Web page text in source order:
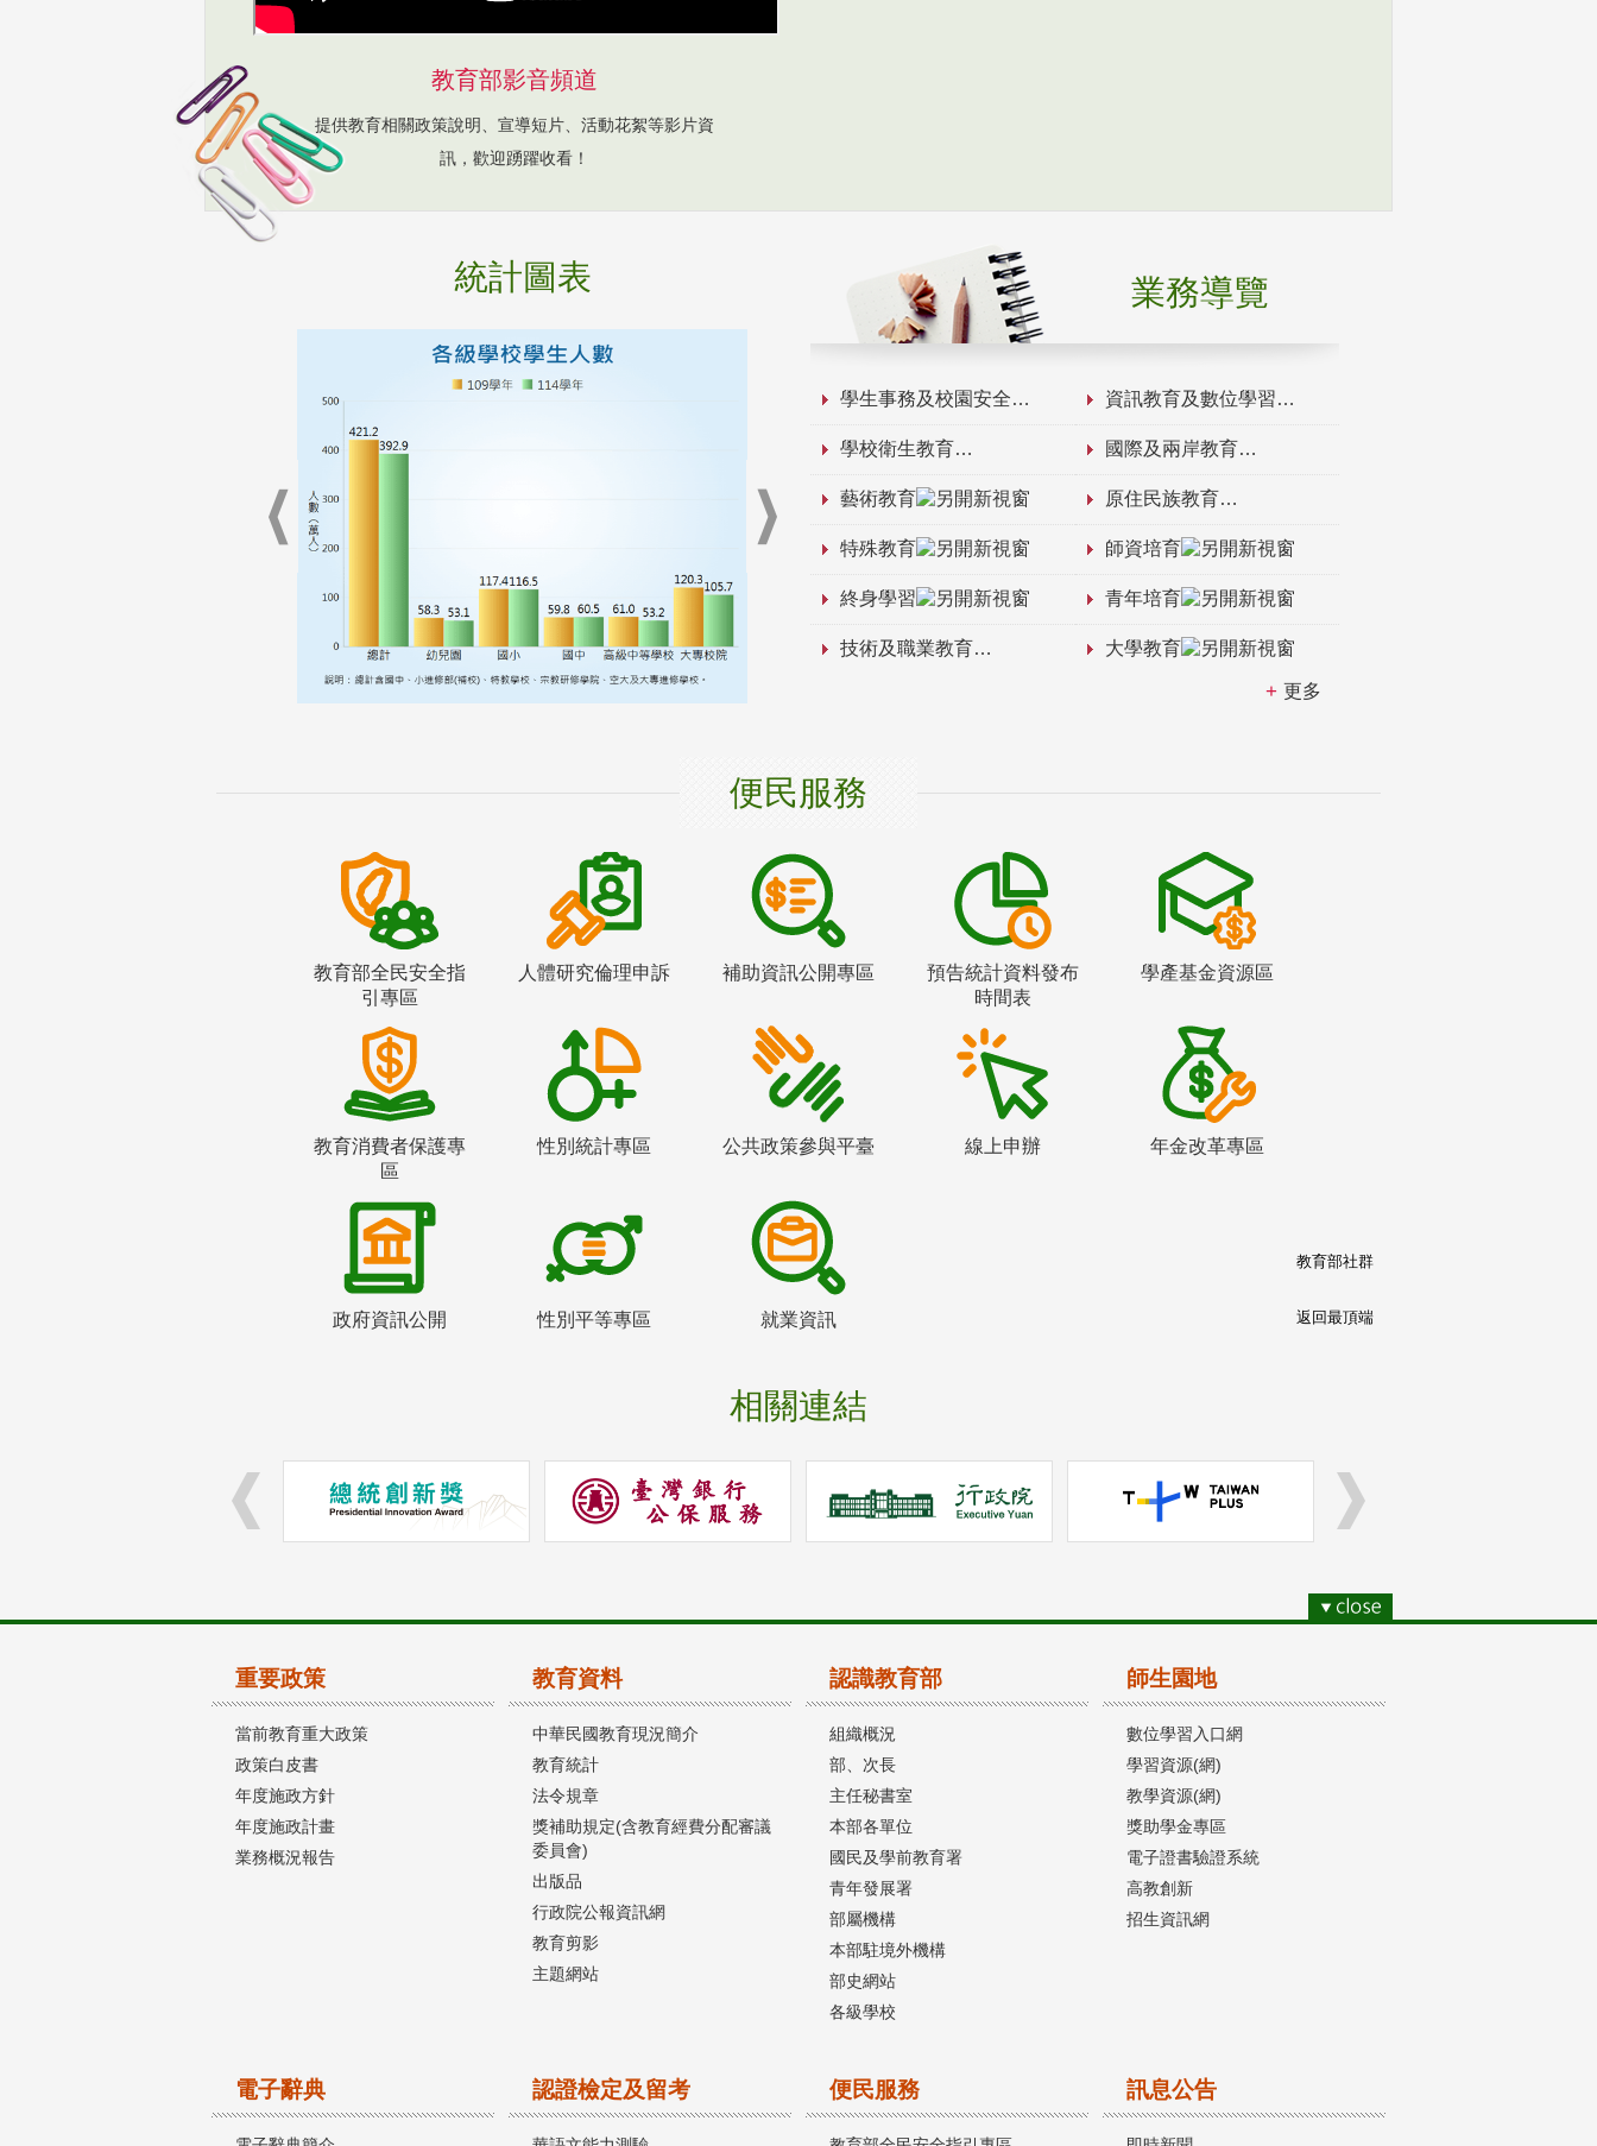
教育部影音頻道
提供教育相關政策說明、宣導短片、活動花絮等影片資
訊，歡迎踴躍收看！
統計圖表 業務導覽
學生事務及校園安全 資訊教育及數位學習
學校衛生教育 國際及兩岸教育
藝術教育 原住民族教育
特殊教育 師資培育
終身學習 青年培育
技術及職業教育 大學教育
更多
便民服務
教育部全民安全指
引專區
人體研究倫理申訴 補助資訊公開專區
預告統計資料發布
時間表
學產基金資源區
教育消費者保護專
區
性別統計專區 公共政策參與平臺 線上申辦 年金改革專區
政府資訊公開 性別平等專區 就業資訊
相關連結
教育部社群
返回最頂端
重要政策
當前教育重大政策
政策白皮書
年度施政方針
年度施政計畫
業務概況報告
教育資料
中華民國教育現況簡介
教育統計
法令規章
獎補助規定(含教育經費分配審議
委員會)
出版品
行政院公報資訊網
教育剪影
主題網站
認識教育部
組織概況
部、次長
主任秘書室
本部各單位
國民及學前教育署
青年發展署
部屬機構
本部駐境外機構
部史網站
各級學校
師生園地
數位學習入口網
學習資源(網)
教學資源(網)
獎助學金專區
電子證書驗證系統
高教創新
招生資訊網
電子辭典 認證檢定及留考 便民服務 訊息公告